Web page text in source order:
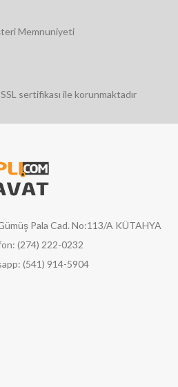
Memnuniyeti
sertifikası ile korunmaktadır
Pala Cad. No:113/A KÜTAHYA
(274) 222-0232
(541) 914-5904